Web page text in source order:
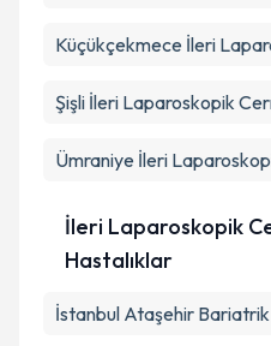
Küçükçekmece İleri
Şişli İleri Laparoskopik
Ümraniye İleri
İleri Laparoskopik
Hastalıklar
İstanbul Ataşehir